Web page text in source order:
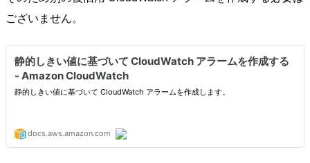
ございません。